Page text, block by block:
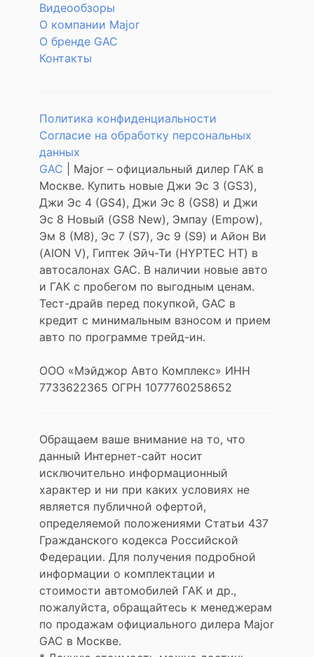
Видеообзоры
О компании Major
О бренде GAC
Контакты
Политика конфиденциальности
Согласие на обработку персональных
данных
GAC | Major – официальный дилер ГАК в
Москве. Купить новые Джи Эс 3 (GS3),
Джи Эс 4 (GS4), Джи Эс 8 (GS8) и Джи
Эс 8 Новый (GS8 New), Эмпау (Empow),
Эм 8 (M8), Эс 7 (S7), Эс 9 (S9) и Айон Ви
(AION V), Гиптек Эйч-Ти (HYPTEC HT) в
автосалонах GAC. В наличии новые авто
и ГАК с пробегом по выгодным ценам.
Тест-драйв перед покупкой, GAC в
кредит с минимальным взносом и прием
авто по программе трейд-ин.
ООО «Мэйджор Авто Комплекс» ИНН
7733622365 ОГРН 1077760258652
Обращаем ваше внимание на то, что
данный Интернет-сайт носит
исключительно информационный
характер и ни при каких условиях не
является публичной офертой,
определяемой положениями Статьи 437
Гражданского кодекса Российской
Федерации. Для получения подробной
информации о комплектации и
стоимости автомобилей ГАК и др.,
пожалуйста, обращайтесь к менеджерам
по продажам официального дилера Major
GAC в Москве.